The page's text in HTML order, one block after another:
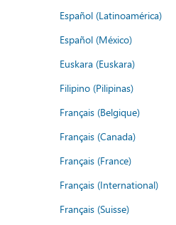
Español (Latinoamérica)
Español (México)
Euskara (Euskara)
Filipino (Pilipinas)
Français (Belgique)
Français (Canada)
Français (France)
Français (International)
Français (Suisse)